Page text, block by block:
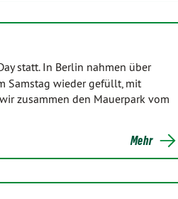
statt. In Berlin nahmen über
Samstag wieder gefüllt, mit
zusammen den Mauerpark vom
Mehr